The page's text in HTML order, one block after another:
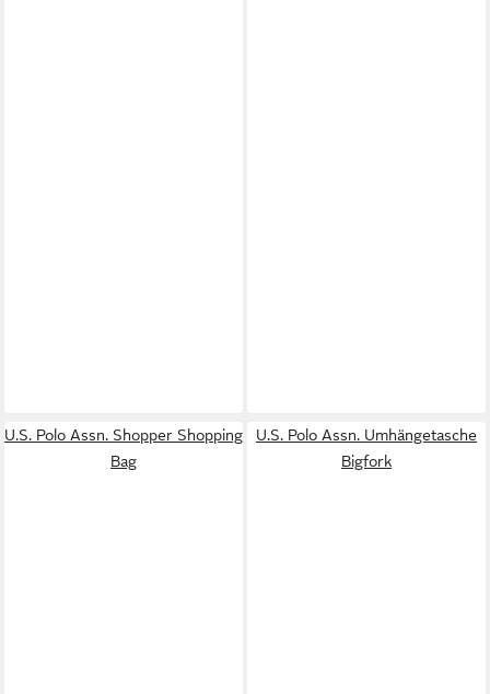
U.S. Polo Assn. Shopper Shopping
Bag
U.S. Polo Assn. Umhängetasche
Bigfork